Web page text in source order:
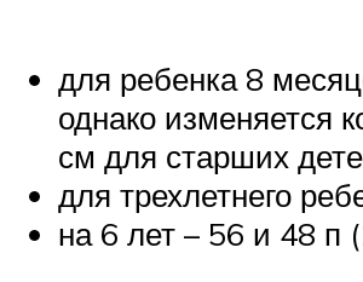
для ребенка 8
однако изменяется
см для старших
для трехлетнего
на 6 лет – 56 и 48 п